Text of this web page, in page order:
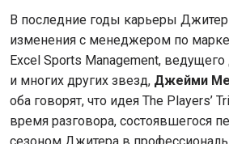
В последние годы карьеры Джитер
изменения с менеджером по
Excel Sports Management,
и многих других звезд, Джейми
оба говорят, что идея The Players’
время разговора, состоявшегося